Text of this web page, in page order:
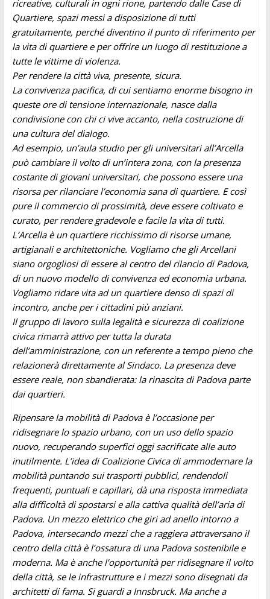
ricreative, culturali in ogni rione, partendo dalle Case di
Quartiere, spazi messi a disposizione di tutti
gratuitamente, perché diventino il punto di riferimento per
la vita di quartiere e per offrire un luogo di restituzione a
tutte le vittime di violenza.
Per rendere la città viva, presente, sicura.
La convivenza pacifica, di cui sentiamo enorme bisogno in
queste ore di tensione internazionale, nasce dalla
condivisione con chi ci vive accanto, nella costruzione di
una cultura del dialogo.
Ad esempio, un’aula studio per gli universitari all’Arcella
può cambiare il volto di un’intera zona, con la presenza
costante di giovani universitari, che possono essere una
risorsa per rilanciare l’economia sana di quartiere. E così
pure il commercio di prossimità, deve essere coltivato e
curato, per rendere gradevole e facile la vita di tutti.
L’Arcella è un quartiere ricchissimo di risorse umane,
artigianali e architettoniche. Vogliamo che gli Arcellani
siano orgogliosi di essere al centro del rilancio di Padova,
di un nuovo modello di convivenza ed economia urbana.
Vogliamo ridare vita ad un quartiere denso di spazi di
incontro, anche per i cittadini più anziani.
Il gruppo di lavoro sulla legalità e sicurezza di coalizione
civica rimarrà attivo per tutta la durata
dell’amministrazione, con un referente a tempo pieno che
relazionerà direttamente al Sindaco. La presenza deve
essere reale, non sbandierata: la rinascita di Padova parte
dai quartieri.
Ripensare la mobilità di Padova è l’occasione per
ridisegnare lo spazio urbano, con un uso dello spazio
nuovo, recuperando superfici oggi sacrificate alle auto
inutilmente. L’idea di Coalizione Civica di ammodernare la
mobilità puntando sui trasporti pubblici, rendendoli
frequenti, puntuali e capillari, dà una risposta immediata
alla difficoltà di spostarsi e alla cattiva qualità dell’aria di
Padova. Un mezzo elettrico che giri ad anello intorno a
Padova, intersecando mezzi che a raggiera attraversano il
centro della città è l’ossatura di una Padova sostenibile e
moderna. Ma è anche l’opportunità per ridisegnare il volto
della città, se le infrastrutture e i mezzi sono disegnati da
architetti di fama. Si guardi a Innsbruck. Ma anche a